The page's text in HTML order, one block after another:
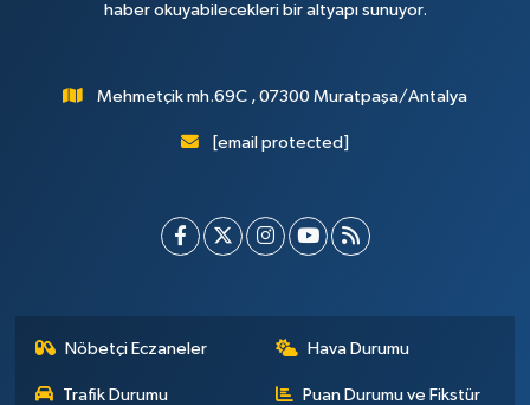
haber okuyabilecekleri bir altyapı sunuyor.
Mehmetçik mh.69C , 07300 Muratpaşa/Antalya
[email protected]
Nöbetçi Eczaneler Hava Durumu
Trafik Durumu Puan Durumu ve Fikstür